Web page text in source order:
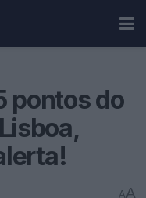
pontos do
AA